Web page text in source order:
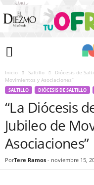
Inicio Saltillo Diócesis de
Movimientos y Asociaciones”
SALTILLO DIÓCESIS DE SALTILLO
“La Diócesis
Jubileo de
Asociaciones”
PorTere Ramos - noviembre 15,